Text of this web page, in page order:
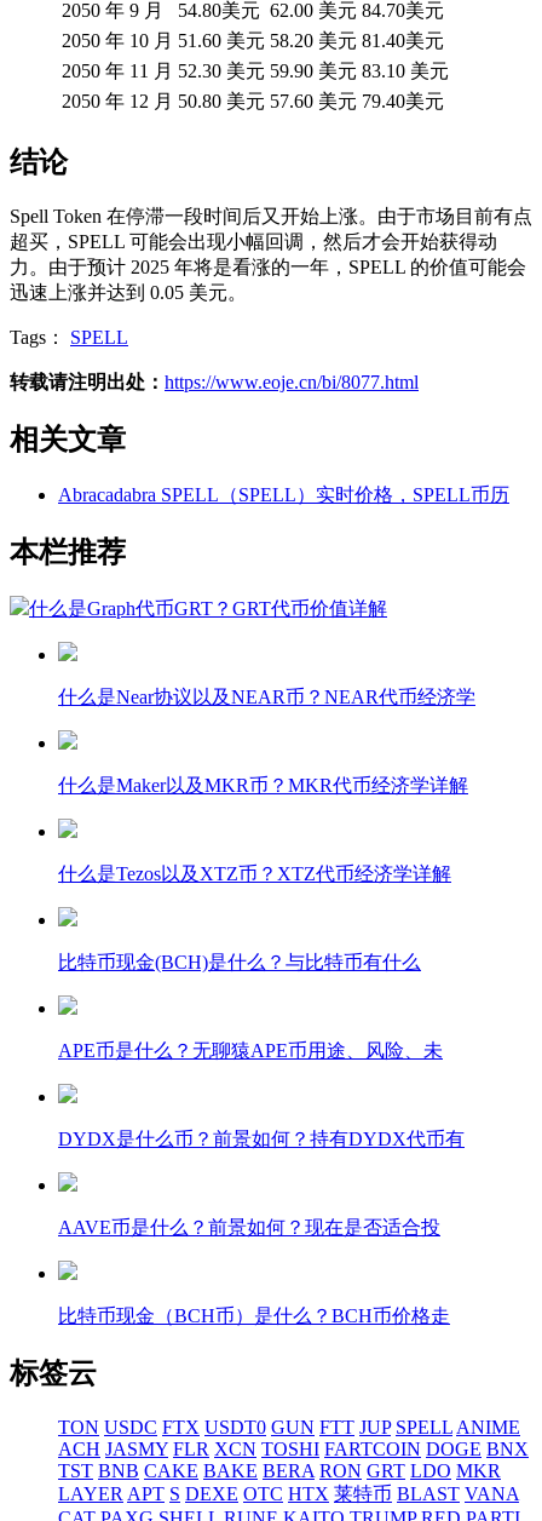
2050 年 9 月
54.80美元 62.00 美元 84.70美元
2050 年 10 月 51.60 美元 58.20 美元 81.40美元
2050 年 11 月 52.30 美元 59.90 美元 83.10 美元
2050 年 12 月 50.80 美元 57.60 美元 79.40美元
结论
Spell Token 在停滞一段时间后又开始上涨。由于市场目前有点
超买，SPELL 可能会出现小幅回调，然后才会开始获得动
力。由于预计 2025 年将是看涨的一年，SPELL 的价值可能会
迅速上涨并达到 0.05 美元。
Tags： SPELL
转载请注明出处： https://www.eoje.cn/bi/8077.html
相关文章
Abracadabra SPELL（SPELL）实时价格，SPELL币历
本栏推荐
什么是Graph代币GRT？GRT代币价值详解
什么是Near协议以及NEAR币？NEAR代币经济学
什么是Maker以及MKR币？MKR代币经济学详解
什么是Tezos以及XTZ币？XTZ代币经济学详解
比特币现金(BCH)是什么？与比特币有什么
APE币是什么？无聊猿APE币用途、风险、未
DYDX是什么币？前景如何？持有DYDX代币有
AAVE币是什么？前景如何？现在是否适合投
比特币现金（BCH币）是什么？BCH币价格走
标签云
TON USDC FTX USDT0 GUN FTT JUP SPELL ANIME
ACH JASMY FLR XCN TOSHI FARTCOIN DOGE BNX
TST BNB CAKE BAKE BERA RON GRT LDO MKR
LAYER APT S DEXE OTC HTX 莱特币 BLAST VANA